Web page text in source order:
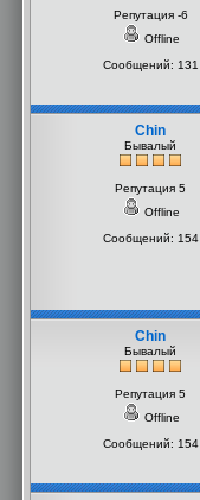
Репутация -6
Offline
Сообщений: 131
Chin
Бывалый
Репутация 5
Offline
Сообщений: 154
Chin
Бывалый
Репутация 5
Offline
Сообщений: 154